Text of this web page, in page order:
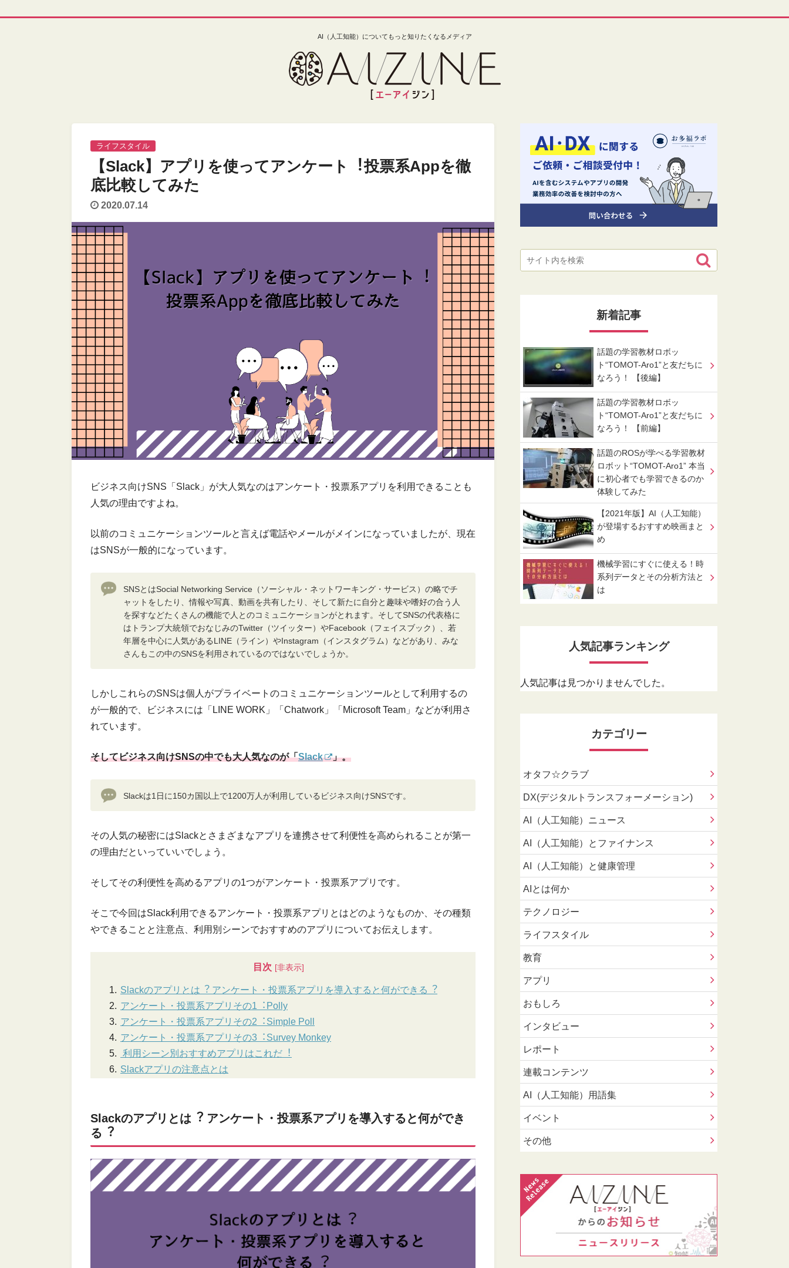
AI（人工知能）についてもっと知りたくなるメディア
ライフスタイル
【Slack】アプリを使ってアンケート︕投票系Appを徹
底⽐較してみた
2020.07.14
ビジネス向けSNS「Slack」が大人気なのはアンケート・投票系アプリを利用できることも
人気の理由ですよね。
以前のコミュニケーションツールと言えば電話やメールがメインになっていましたが、現在
はSNSが一般的になっています。
SNSとはSocial Networking Service（ソーシャル・ネットワーキング・サービス）の略でチ
ャットをしたり、情報や写真、動画を共有したり、そして新たに自分と趣味や嗜好の合う人
を探すなどたくさんの機能で人とのコミュニケーションがとれます。そしてSNSの代表格に
はトランプ大統領でおなじみのTwitter（ツイッター）やFacebook（フェイスブック）、若
年層を中心に人気があるLINE（ライン）やInstagram（インスタグラム）などがあり、みな
さんもこの中のSNSを利用されているのではないでしょうか。
しかしこれらのSNSは個人がプライベートのコミュニケーションツールとして利用するの
が一般的で、ビジネスには「LINE WORK」「Chatwork」「Microsoft Team」などが利用さ
れています。
そしてビジネス向けSNSの中でも大人気なのが「Slack 」。
Slackは1日に150カ国以上で1200万人が利用しているビジネス向けSNSです。
その人気の秘密にはSlackとさまざまなアプリを連携させて利便性を高められることが第一
の理由だといっていいでしょう。
そしてその利便性を高めるアプリの1つがアンケート・投票系アプリです。
そこで今回はSlack利用できるアンケート・投票系アプリとはどのようなものか、その種類
やできることと注意点、利用別シーンでおすすめのアプリについてお伝えします。
目次
Slackのアプリとは︖ アンケート・投票系アプリを導⼊すると何ができる︖
アンケート・投票系アプリその1︓Polly
アンケート・投票系アプリその2︓Simple Poll
アンケート・投票系アプリその3︓Survey Monkey
利⽤シーン別おすすめアプリはこれだ︕
Slackアプリの注意点とは
Slackのアプリとは︖ アンケート・投票系アプリを導⼊すると何ができ
る︖
新着記事
話題の学習教材ロボッ
ト“TOMOT-Aro1”と友だちに
なろう！ 【後編】
話題の学習教材ロボッ
ト“TOMOT-Aro1”と友だちに
なろう！ 【前編】
話題のROSが学べる学習教材
ロボット“TOMOT-Aro1” 本当
に初心者でも学習できるのか
体験してみた
【2021年版】AI（人工知能）
が登場するおすすめ映画まと
め
機械学習にすぐに使える！時
系列データとその分析方法と
は
人気記事ランキング
人気記事は見つかりませんでした。
カテゴリー
オタフ☆クラブ
DX(デジタルトランスフォーメーション)
AI（人工知能）ニュース
AI（人工知能）とファイナンス
AI（人工知能）と健康管理
AIとは何か
テクノロジー
ライフスタイル
教育
アプリ
おもしろ
インタビュー
レポート
連載コンテンツ
AI（人工知能）用語集
イベント
その他